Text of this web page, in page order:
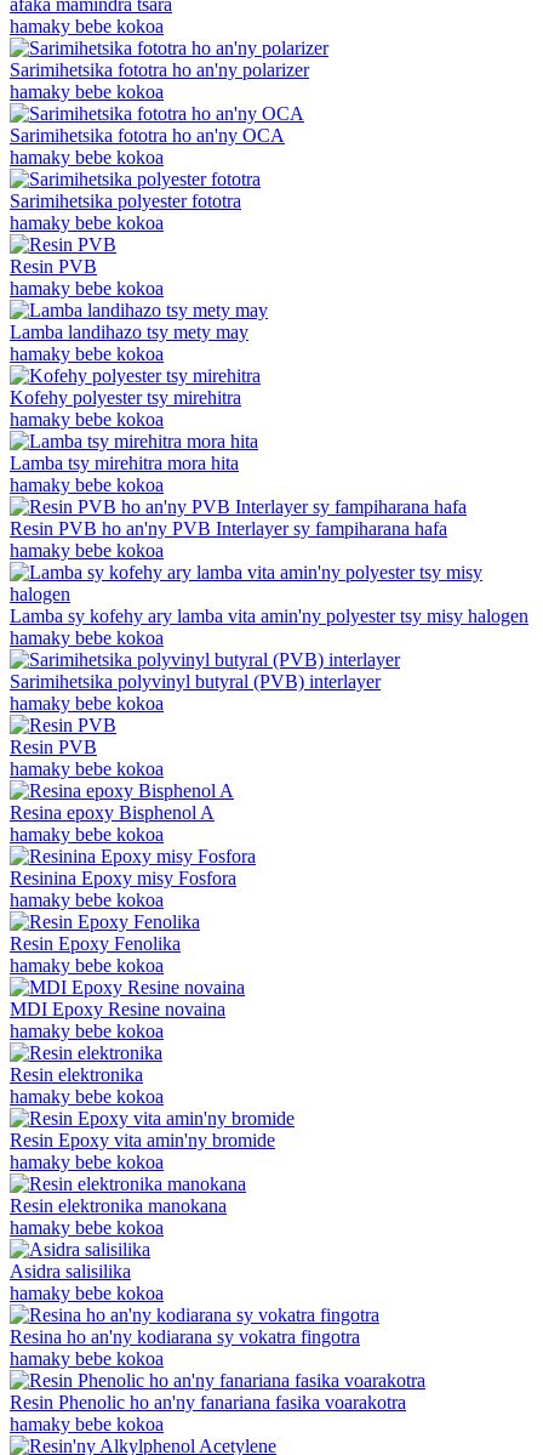
hamaky bebe kokoa
Sarimihetsika fototra ho an'ny polarizer
hamaky bebe kokoa
Sarimihetsika fototra ho an'ny OCA
hamaky bebe kokoa
Sarimihetsika polyester fototra
hamaky bebe kokoa
Resin PVB
hamaky bebe kokoa
Lamba landihazo tsy mety may
hamaky bebe kokoa
Kofehy polyester tsy mirehitra
hamaky bebe kokoa
Lamba tsy mirehitra mora hita
hamaky bebe kokoa
Resin PVB ho an'ny PVB Interlayer sy fampiharana hafa
hamaky bebe kokoa
Lamba sy kofehy ary lamba vita amin'ny polyester tsy misy halogen
hamaky bebe kokoa
Sarimihetsika polyvinyl butyral (PVB) interlayer
hamaky bebe kokoa
Resin PVB
hamaky bebe kokoa
Resina epoxy Bisphenol A
hamaky bebe kokoa
Resinina Epoxy misy Fosfora
hamaky bebe kokoa
Resin Epoxy Fenolika
hamaky bebe kokoa
MDI Epoxy Resine novaina
hamaky bebe kokoa
Resin elektronika
hamaky bebe kokoa
Resin Epoxy vita amin'ny bromide
hamaky bebe kokoa
Resin elektronika manokana
hamaky bebe kokoa
Asidra salisilika
hamaky bebe kokoa
Resina ho an'ny kodiarana sy vokatra fingotra
hamaky bebe kokoa
Resin Phenolic ho an'ny fanariana fasika voarakotra
hamaky bebe kokoa